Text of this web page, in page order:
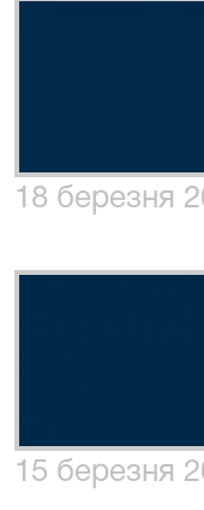
18 березня
15 березня